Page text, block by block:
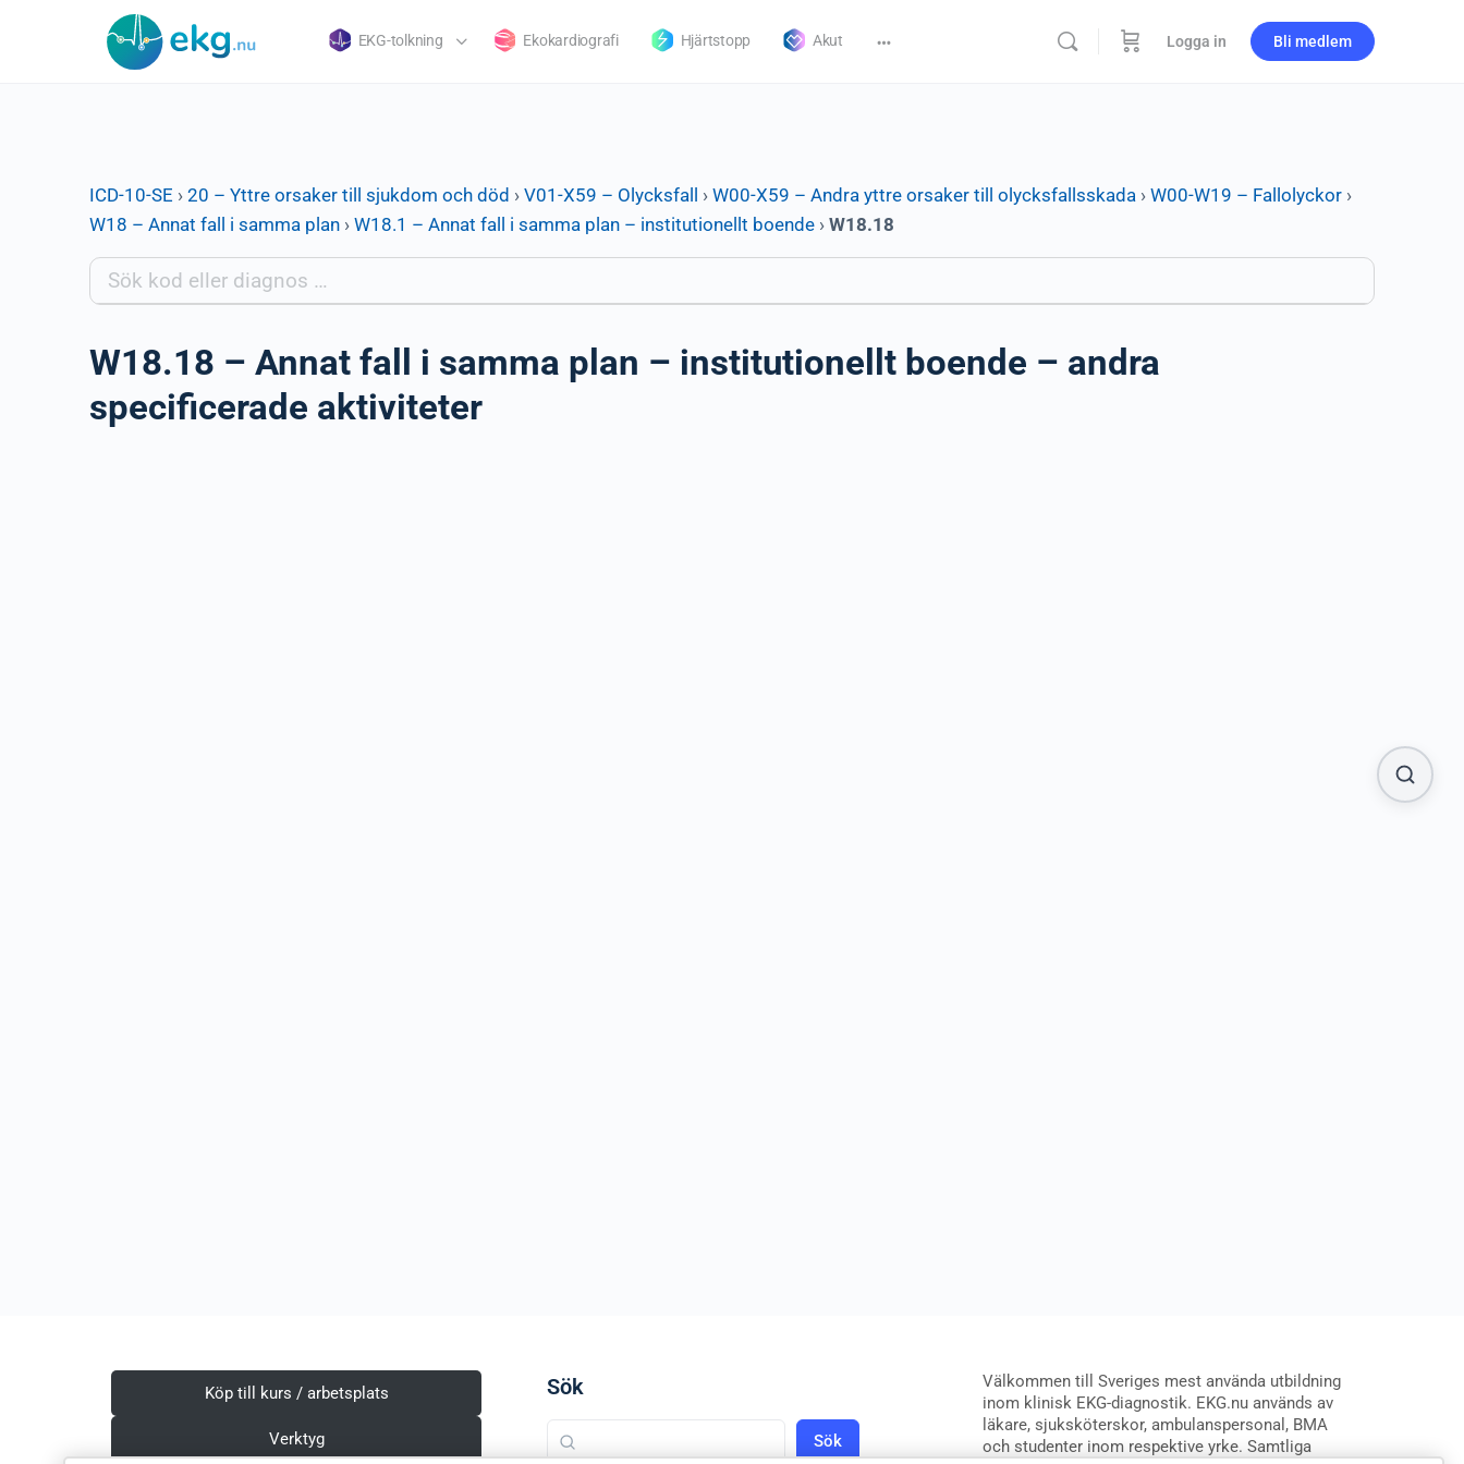
EKG-tolkning Ekokardiografi Hjärtstopp Akut Logga in Bli medlem
ICD-10-SE › 20 – Yttre orsaker till sjukdom och död › V01-X59 – Olycksfall › W00-X59 – Andra yttre orsaker till olycksfallsskada › W00-W19 – Fallolyckor ›
W18 – Annat fall i samma plan › W18.1 – Annat fall i samma plan – institutionellt boende › W18.18
W18.18 – Annat fall i samma plan – institutionellt boende – andra
specificerade aktiviteter
Köp till kurs / arbetsplats
Verktyg
Sök
Sök
Välkommen till Sveriges mest använda utbildning
inom klinisk EKG-diagnostik. EKG.nu används av
läkare, sjuksköterskor, ambulanspersonal, BMA
och studenter inom respektive yrke. Samtliga